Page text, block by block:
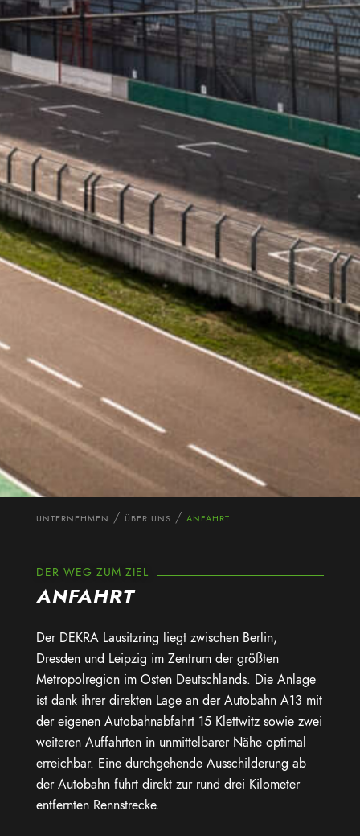
UNTERNEHMEN ÜBER UNS ANFAHRT
DER WEG ZUM ZIEL
ANFAHRT
Der DEKRA Lausitzring liegt zwischen Berlin,
Dresden und Leipzig im Zentrum der größten
Metropolregion im Osten Deutschlands. Die Anlage
ist dank ihrer direkten Lage an der Autobahn A13 mit
der eigenen Autobahnabfahrt 15 Klettwitz sowie zwei
weiteren Auffahrten in unmittelbarer Nähe optimal
erreichbar. Eine durchgehende Ausschilderung ab
der Autobahn führt direkt zur rund drei Kilometer
entfernten Rennstrecke.